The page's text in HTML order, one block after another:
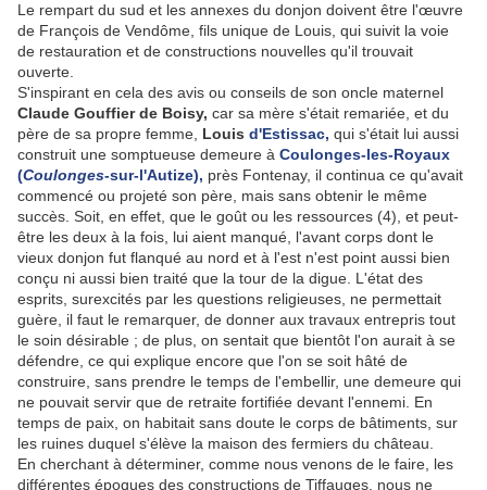
Le rempart du sud et les annexes du donjon doivent être l'œuvre
de François de Vendôme, fils unique de Louis, qui suivit la voie
de restauration et de constructions nouvelles qu'il trouvait
ouverte.
S'inspirant en cela des avis ou conseils de son oncle maternel
Claude Gouffier de Boisy, car sa mère s'était remariée, et du
père de sa propre femme, Louis d'Estissac, qui s'était lui aussi
construit une somptueuse demeure à Coulonges-les-Royaux
(Coulonges-sur-l'Autize), près Fontenay, il continua ce qu'avait
commencé ou projeté son père, mais sans obtenir le même
succès. Soit, en effet, que le goût ou les ressources (4), et peut-
être les deux à la fois, lui aient manqué, l'avant corps dont le
vieux donjon fut flanqué au nord et à l'est n'est point aussi bien
conçu ni aussi bien traité que la tour de la digue. L'état des
esprits, surexcités par les questions religieuses, ne permettait
guère, il faut le remarquer, de donner aux travaux entrepris tout
le soin désirable ; de plus, on sentait que bientôt l'on aurait à se
défendre, ce qui explique encore que l'on se soit hâté de
construire, sans prendre le temps de l'embellir, une demeure qui
ne pouvait servir que de retraite fortifiée devant l'ennemi. En
temps de paix, on habitait sans doute le corps de bâtiments, sur
les ruines duquel s'élève la maison des fermiers du château.
En cherchant à déterminer, comme nous venons de le faire, les
différentes époques des constructions de Tiffauges, nous ne